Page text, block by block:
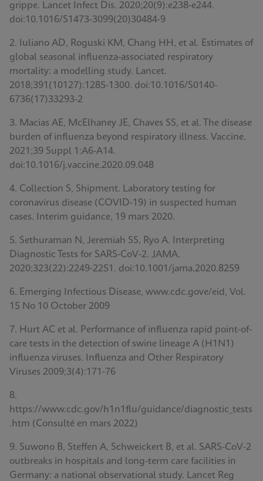
grippe. Lancet Infect Dis. 2020;20(9):e238-e244.
doi:10.1016/S1473-3099(20)30484-9
2. Iuliano AD, Roguski KM, Chang HH, et al. Estimates of
global seasonal influenza-associated respiratory
mortality: a modelling study. Lancet.
2018;391(10127):1285-1300. doi:10.1016/S0140-
6736(17)33293-2
3. Macias AE, McElhaney JE, Chaves SS, et al. The disease
burden of influenza beyond respiratory illness. Vaccine.
2021;39 Suppl 1:A6-A14.
doi:10.1016/j.vaccine.2020.09.048
4. Collection S, Shipment. Laboratory testing for
coronavirus disease (COVID-19) in suspected human
cases. Interim guidance, 19 mars 2020.
5. Sethuraman N, Jeremiah SS, Ryo A. Interpreting
Diagnostic Tests for SARS-CoV-2. JAMA.
2020;323(22):2249-2251. doi:10.1001/jama.2020.8259
6. Emerging Infectious Disease, www.cdc.gove/eid, Vol.
15 No 10 October 2009
7. Hurt AC et al. Performance of influenza rapid point-of-
care tests in the detection of swine lineage A (H1N1)
influenza viruses. Influenza and Other Respiratory
Viruses 2009;3(4):171-76
8.
https://www.cdc.gov/h1n1flu/guidance/diagnostic_tests
.htm (Consulté en mars 2022)
9. Suwono B, Steffen A, Schweickert B, et al. SARS-CoV-2
outbreaks in hospitals and long-term care facilities in
Germany: a national observational study. Lancet Reg